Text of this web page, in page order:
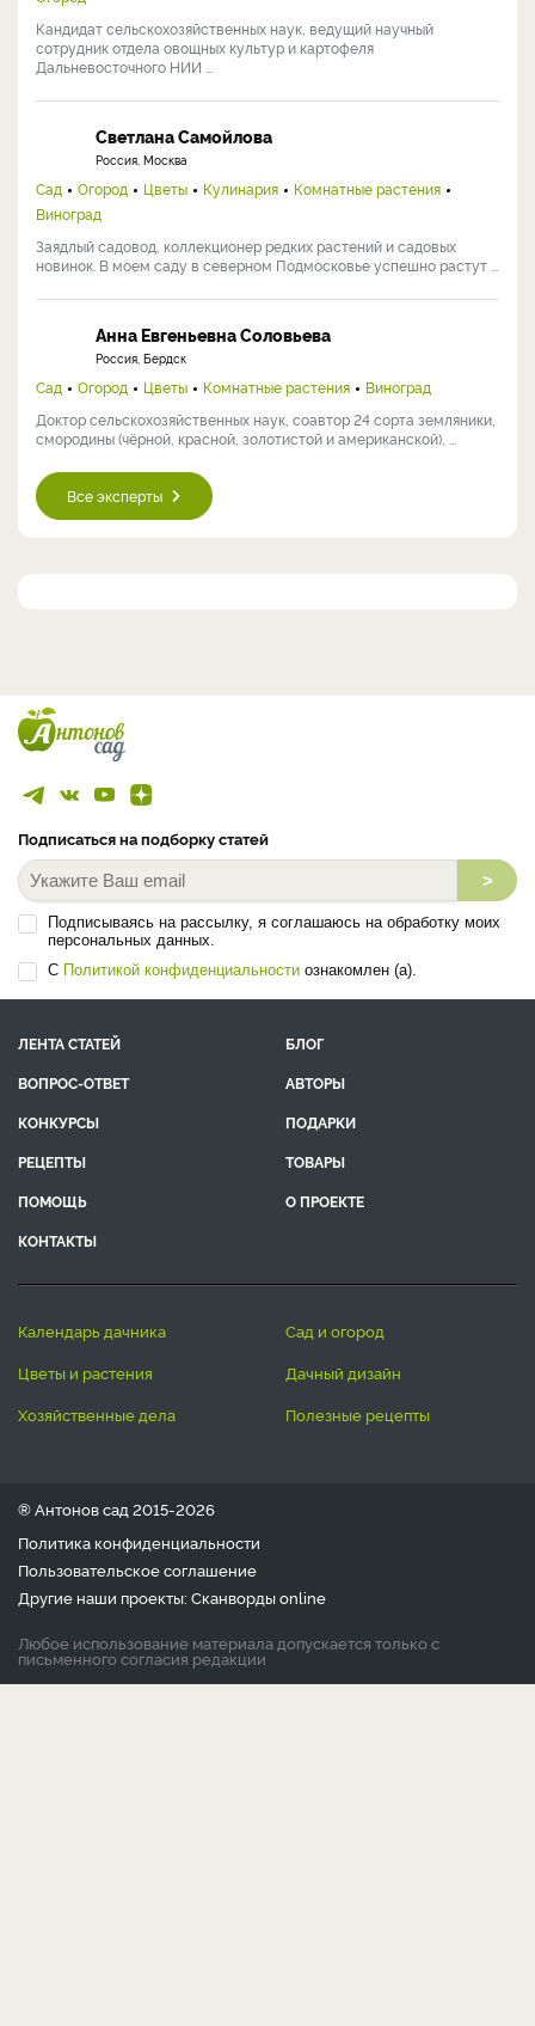
Кандидат сельскохозяйственных наук, ведущий научный
сотрудник отдела овощных культур и картофеля
Дальневосточного НИИ ...
Светлана Самойлова
Россия, Москва
Сад Огород Цветы Кулинария
Комнатные растения
Виноград
Заядлый садовод, коллекционер редких растений и садовых
новинок. В моем саду в северном Подмосковье успешно растут ...
Анна Евгеньевна Соловьева
Россия, Бердск
Сад Огород Цветы Комнатные растения
Виноград
Доктор сельскохозяйственных наук, соавтор 24 сорта земляники,
смородины (чёрной, красной, золотистой и американской), ...
Все эксперты
Подписаться на подборку статей
>
Подписываясь на рассылку, я соглашаюсь на обработку моих
персональных данных.
С Политикой конфиденциальности ознакомлен (а).
ЛЕНТА СТАТЕЙ
БЛОГ
ВОПРОС-ОТВЕТ
АВТОРЫ
КОНКУРСЫ
ПОДАРКИ
РЕЦЕПТЫ
ТОВАРЫ
ПОМОЩЬ
О ПРОЕКТЕ
КОНТАКТЫ
календарь дачника
сад и огород
цветы и растения
дачный дизайн
хозяйственные дела
полезные рецепты
® Антонов сад 2015-2026
Политика конфиденциальности
Пользовательское соглашение
Другие наши проекты: Сканвордыonline
Любое использование материала допускается только с
письменного согласия редакции